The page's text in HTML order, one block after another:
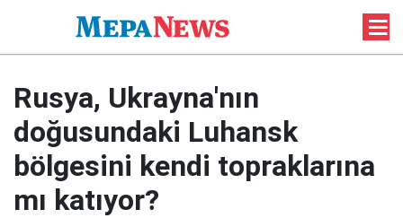
Rusya, Ukrayna'nın
doğusundaki Luhansk
bölgesini kendi topraklarına
mı katıyor?